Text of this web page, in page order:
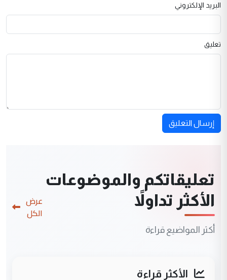
البريد الإلكتروني
تعليق
إرسال التعليق
تعليقاتكم والموضوعات
الأكثر تداولاً
أكثر المواضيع قراءة
عرض
الكل
الأكثر قراءة